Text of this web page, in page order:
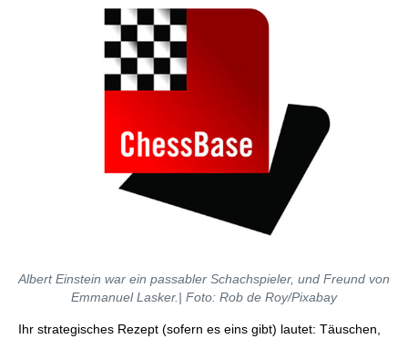
Albert Einstein war ein passabler Schachspieler, und Freund von
Emmanuel Lasker.| Foto: Rob de Roy/Pixabay
Ihr strategisches Rezept (sofern es eins gibt) lautet: Täuschen,